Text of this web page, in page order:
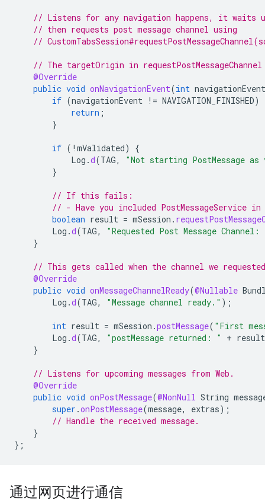
// Listens for any navigation happens, it waits
// then requests post message channel using
//
// The targetOrigin in
@Override
public void onNavigationEvent(int navigationEvent
if (navigationEvent != NAVIGATION_FINISHED)
return ;
}
if ( ! mValidated)
{
Log .d(TAG,
"Not starting PostMessage
}
// If this fails:
// - Have you included PostMessageService
boolean result = mSession .
Log .d(TAG,
"Requested Post Message
}
// This gets called when the channel we
@Override
public void onMessageChannelReady(@Nullable
Log .d(TAG, "Message channel ready." );
int result = mSession .postMessage( "First
Log .d(TAG, "postMessage returned: " + result
}
// Listens for upcoming messages from Web.
@Override
public void onPostMessage(@NonNull String
super .onPostMessage(message, extras);
// Handle the received message.
}
};
通过网页进行通信